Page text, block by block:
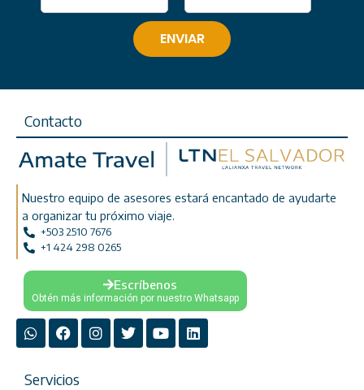
Contacto
Nuestro equipo de asesores estará encantado de ayudarte
a organizar tu próximo viaje.
+503 2510 7676
+1 424 298 0265
Escríbenos
Obtén más información por nuestro Whatsapp
Servicios